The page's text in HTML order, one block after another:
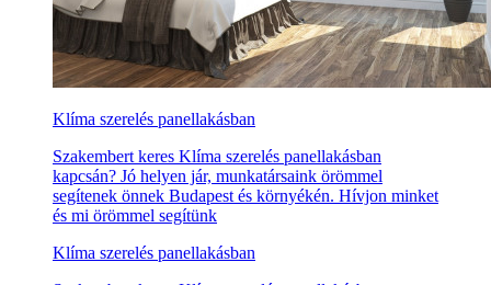
Klíma szerelés panellakásban
Szakembert keres Klíma szerelés panellakásban
kapcsán? Jó helyen jár, munkatársaink örömmel
segítenek önnek Budapest és környékén. Hívjon minket
és mi örömmel segítünk
Klíma szerelés panellakásban